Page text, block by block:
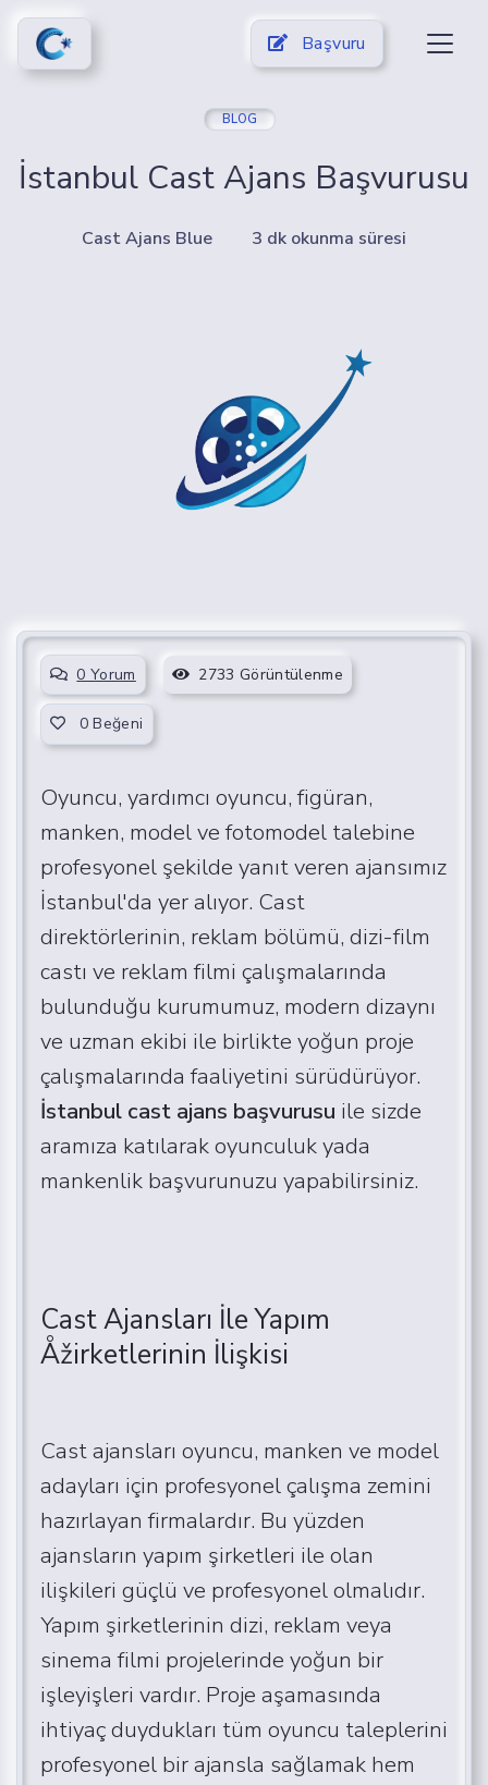
Başvuru
BLOG
İstanbul Cast Ajans Başvurusu
Cast Ajans Blue 3 dk okunma süresi
0 Yorum 2733 Görüntülenme
0 Beğeni
Oyuncu, yardımcı oyuncu, figüran,
manken, model ve fotomodel talebine
profesyonel şekilde yanıt veren ajansımız
İstanbul'da yer alıyor. Cast
direktörlerinin, reklam bölümü, dizi-film
castı ve reklam filmi çalışmalarında
bulunduğu kurumumuz, modern dizaynı
ve uzman ekibi ile birlikte yoğun proje
çalışmalarında faaliyetini sürüdürüyor.
İstanbul cast ajans başvurusu ile sizde
aramıza katılarak oyunculuk yada
mankenlik başvurunuzu yapabilirsiniz.
Cast Ajansları İle Yapım
Åžirketlerinin İlişkisi
Cast ajansları oyuncu, manken ve model
adayları için profesyonel çalışma zemini
hazırlayan firmalardır. Bu yüzden
ajansların yapım şirketleri ile olan
ilişkileri güçlü ve profesyonel olmalıdır.
Yapım şirketlerinin dizi, reklam veya
sinema filmi projelerinde yoğun bir
işleyişleri vardır. Proje aşamasında
ihtiyaç duydukları tüm oyuncu taleplerini
profesyonel bir ajansla sağlamak hem